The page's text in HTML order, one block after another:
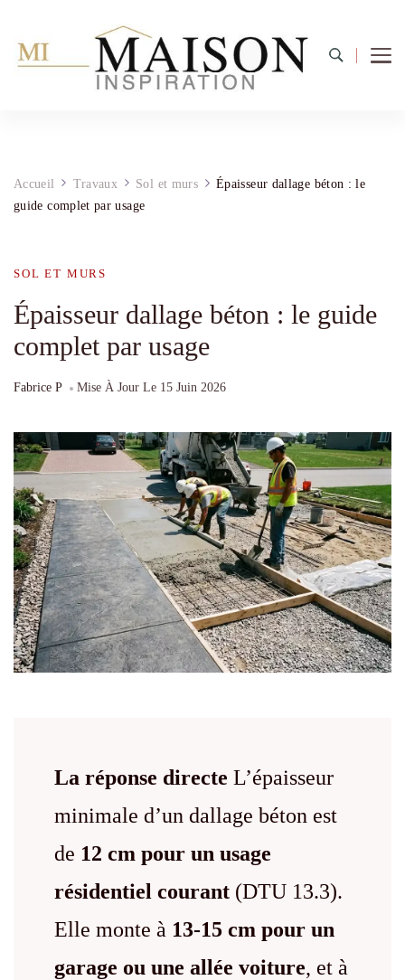
Accueil Travaux Sol et murs
Épaisseur dallage béton : le
guide complet par usage
SOL ET MURS
Épaisseur dallage béton : le guide
complet par usage
Fabrice P Mise À Jour Le 15 Juin 2026
La réponse directe L’épaisseur
minimale d’un dallage béton est
de 12 cm pour un usage
résidentiel courant (DTU 13.3).
Elle monte à 13-15 cm pour un
garage ou une allée voiture, et à